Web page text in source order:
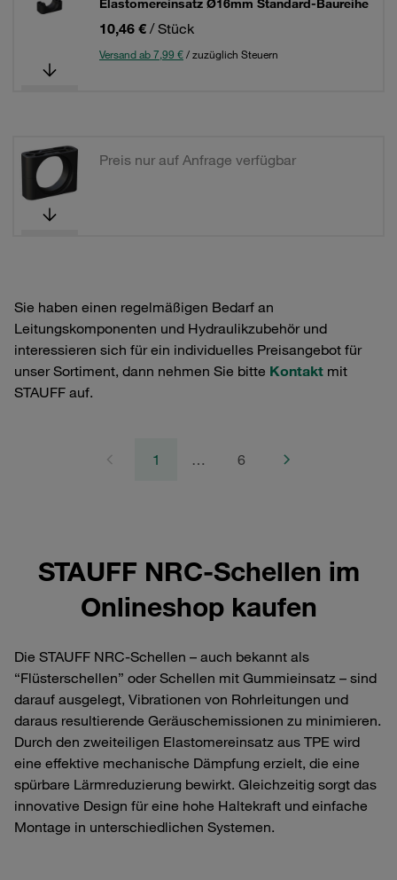
Elastomereinsatz Ø16mm Standard-Baureihe
10,46 € / Stück
Versand ab 7,99 €/ zuzüglich Steuern
Preis nur auf Anfrage verfügbar
Sie haben einen regelmäßigen Bedarf an
Leitungskomponenten und Hydraulikzubehör und
interessieren sich für ein individuelles Preisangebot für
unser Sortiment, dann nehmen Sie bitte Kontakt mit
STAUFF auf.
1 … 6
STAUFF NRC-Schellen im
Onlineshop kaufen
Die STAUFF NRC-Schellen – auch bekannt als
“Flüsterschellen” oder Schellen mit Gummieinsatz – sind
darauf ausgelegt, Vibrationen von Rohrleitungen und
daraus resultierende Geräuschemissionen zu minimieren.
Durch den zweiteiligen Elastomereinsatz aus TPE wird
eine effektive mechanische Dämpfung erzielt, die eine
spürbare Lärmreduzierung bewirkt. Gleichzeitig sorgt das
innovative Design für eine hohe Haltekraft und einfache
Montage in unterschiedlichen Systemen.